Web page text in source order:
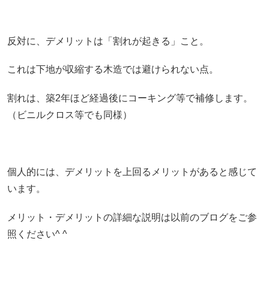
反対に、デメリットは「割れが起きる」こと。
これは下地が収縮する木造では避けられない点。
割れは、築2年ほど経過後にコーキング等で補修します。
（ビニルクロス等でも同様）
個人的には、デメリットを上回るメリットがあると感じて
います。
メリット・デメリットの詳細な説明は以前のブログをご参
照ください^ ^